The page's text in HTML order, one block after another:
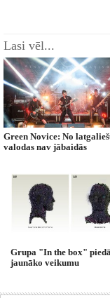
Lasi vēl...
Green Novice: No
valodas nav jābaidās
Grupa "In the box"
jaunāko veikumu